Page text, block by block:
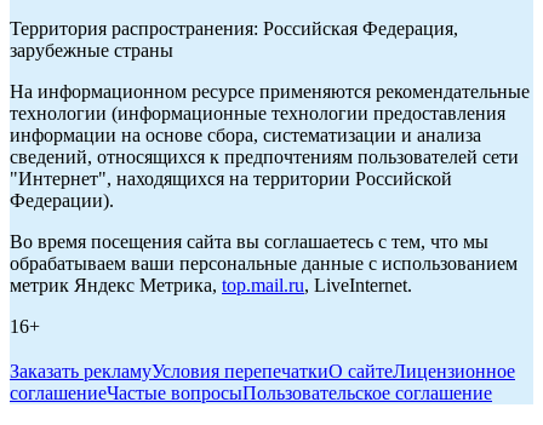
Территория распространения: Российская Федерация,
зарубежные страны
На информационном ресурсе применяются рекомендательные
технологии (информационные технологии предоставления
информации на основе сбора, систематизации и анализа
сведений, относящихся к предпочтениям пользователей сети
"Интернет", находящихся на территории Российской
Федерации).
Во время посещения сайта вы соглашаетесь с тем, что мы
обрабатываем ваши персональные данные с использованием
метрик Яндекс Метрика, top.mail.ru, LiveInternet.
16+
Заказать рекламуУсловия перепечаткиО сайтеЛицензионное
соглашениеЧастые вопросыПользовательское соглашение